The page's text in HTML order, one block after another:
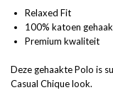
Relaxed Fit
100% katoen
Premium kwaliteit
Deze gehaakte Polo is
Casual Chique look.